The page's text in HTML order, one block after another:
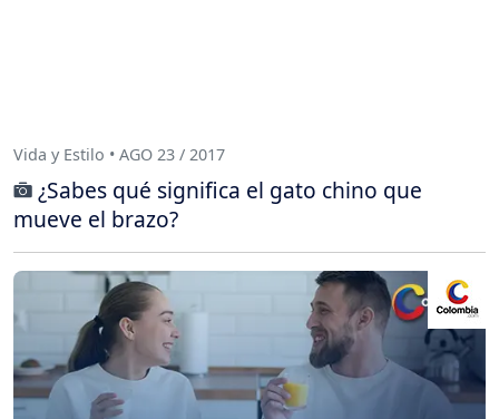
Vida y Estilo • AGO 23 / 2017
¿Sabes qué significa el gato chino que
mueve el brazo?